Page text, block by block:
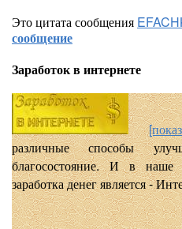
Это цитата сообщения
сообщение
Заработок в интернете
различные способы
благосостояние. И в наше
заработка денег является -